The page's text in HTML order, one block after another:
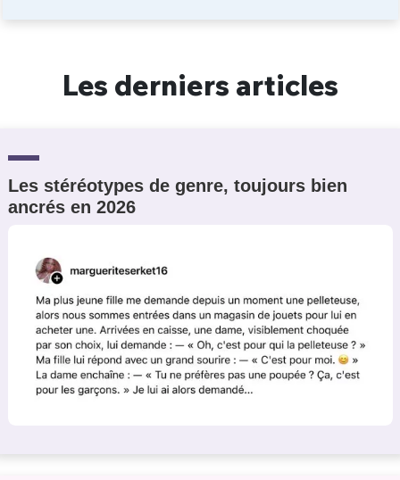
Les derniers articles
Les stéréotypes de genre, toujours bien
ancrés en 2026
C'EST PARTI